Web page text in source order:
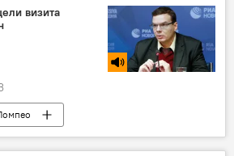
Ташкент
визита
Узбекистан